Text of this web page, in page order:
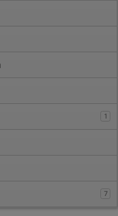
1
7